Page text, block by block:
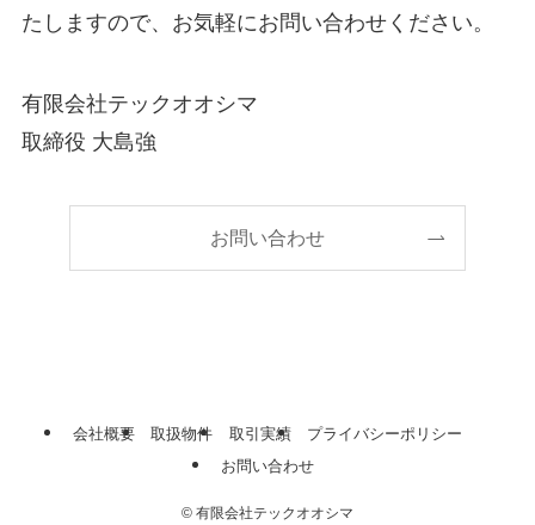
たしますので、お気軽にお問い合わせください。
有限会社テックオオシマ
取締役 大島強
お問い合わせ
会社概要 取扱物件 取引実績
プライバシーポリシー
お問い合わせ
© 有限会社テックオオシマ